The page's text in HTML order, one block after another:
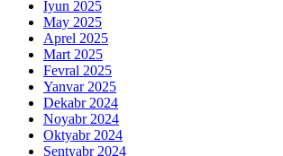
İyun 2025
May 2025
Aprel 2025
Mart 2025
Fevral 2025
Yanvar 2025
Dekabr 2024
Noyabr 2024
Oktyabr 2024
Sentyabr 2024